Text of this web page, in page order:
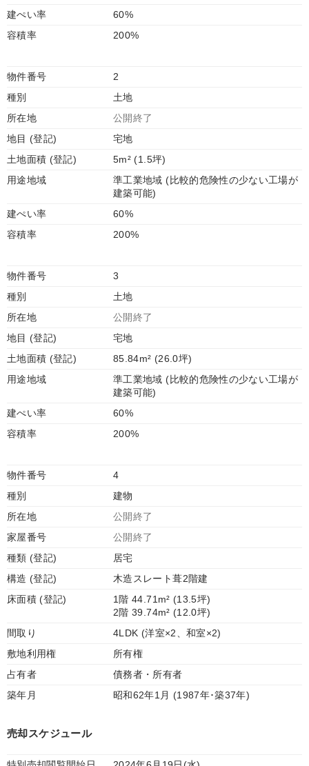
建ぺい率
60%
容積率
200%
物件番号
2
種別
土地
所在地
公開終了
地目 (登記)
宅地
土地面積 (登記)
5m² (1.5坪)
用途地域
準工業地域 (比較的危険性の少ない工場が
建築可能)
建ぺい率
60%
容積率
200%
物件番号
3
種別
土地
所在地
公開終了
地目 (登記)
宅地
土地面積 (登記)
85.84m² (26.0坪)
用途地域
準工業地域 (比較的危険性の少ない工場が
建築可能)
建ぺい率
60%
容積率
200%
物件番号
4
種別
建物
所在地
公開終了
家屋番号
公開終了
種類 (登記)
居宅
構造 (登記)
木造スレート葺2階建
床面積 (登記)
1階 44.71m² (13.5坪)
2階 39.74m² (12.0坪)
間取り
4LDK (洋室×2、和室×2)
敷地利用権
所有権
占有者
債務者・所有者
築年月
昭和62年1月 (1987年･築37年)
売却スケジュール